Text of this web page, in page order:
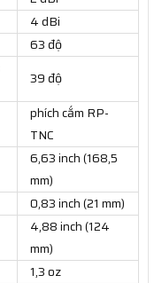
4 dBi
63 độ
39 độ
phích cắm RP-
TNC
6,63 inch (168,5
mm)
0,83 inch (21 mm)
4,88 inch (124
mm)
1,3 oz